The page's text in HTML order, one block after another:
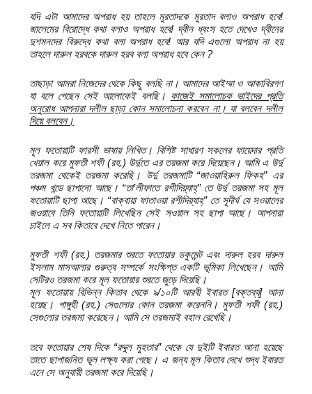
যদি এটা আমাদের অপরাধ হয় তাহলে মুরতাদকে মুরতাদ বলাও অপরাধ হবে!
জালেমের বিরোদ্ধে কথা বলাও অপরাধ হবে! দ্বীন ধ্বংস হতে দেখেও দ্বীনের
দুশমনদের বিরুদ্ধে কথা বলা অপরাধ হবে! আর যদি এগুলো অপরাধ না হয়
তাহলে দারুল হরবকে দারুল হরব বলা অপরাধ হবে কেন ?
তাছাড়া আমরা নিজেদের থেকে কিছু বলছি না। আমাদের আইম্মা ও আকাবিরগণ
যা বলে গেছেন সেই আলোকেই বলছি। কাজেই সমালোচক ভাইদের প্রতি
অনুরোধ আপনারা দলীল ছাড়া কোন সমালোচনা করবেন না। যা বলবেন দলীল
দিয়ে বলবেন।
মূল ফতোয়াটি ফারসী ভাষায় লিখিত। বিশিষ্ট সাধারণ সকলের ফায়েদার প্রতি
খেয়াল করে মুফতী শফী (রহ.) উর্দুতে এর তরজমা করে দিয়েছেন। আমি এ উর্দু
তরজমা থেকেই তরজমা করেছি। উর্দু তরজমাটি “জাওয়াহিরুল ফিকহ” এর
পঞ্চম খন্ডে ছাপানো আছে। “তা’লীফাতে রশীদিয়্যাহ্” তে উর্দু তরজমা সহ মূল
ফতোয়াটি ছাপা আছে। “বাক্বায়া ফাতাওয়া রশীদিয়্যাহ্” তে সূদীর্ঘ যে সওয়ালের
জওয়াবে তিনি ফতোয়াটি লিখেছিন সেই সওয়াল সহ ছাপা আছে। আপনারা
চাইলে এ সব কিতাবে দেখে নিতে পারেন।
মুফতী শফী (রহ.) তরজমার শুরতে ফতোয়ার ডকুমেন্ট এবং দারুল হরব দারুল
ইসলাম মাসআলার গুরুত্ব সম্পর্কে সংক্ষিপ্ত একটি ভূমিকা লিখেছেন। আমি
সেটিরও তরজমা করে মূল ফতোয়ার শুরতে জুড়ে দিয়েছি।
মূল ফতোয়ায় বিভিন্ন কিতাব থেকে ৯/১০টি আরবী ইবারত [বক্তব্য] আনা
হয়েছ। গাঙ্গুহী (রহ.) সেগুলোর কোন তরজমা করেননি। মুফতী শফী (রহ.)
সেগুলোর তরজমা করেছেন। আমি সে তরজমাই বহাল রেখেছি।
তবে ফতোয়ার শেষ দিকে “রদ্দুল মুহতার” থেকে যে দুইটি ইবারত আনা হয়েছে
তাতে ছাপাজনিত ভূল লক্ষ্য করা গেছে। এ জন্য মূল কিতাব দেখে শুদ্ধ ইবারত
এনে সে অনুযায়ী তরজমা করে দিয়েছি।